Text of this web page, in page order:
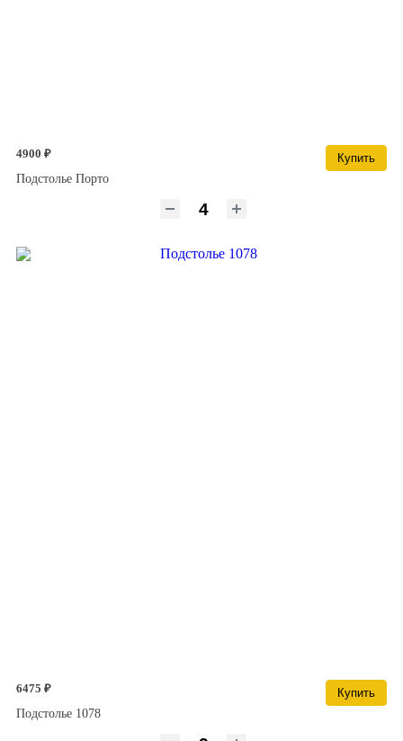
4900 ₽
Купить
Подстолье Порто
6475 ₽
Купить
Подстолье 1078